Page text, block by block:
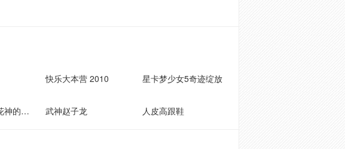
快乐大本营 2010 星卡梦少女5奇迹绽放
星卡梦少女4花神的试炼 武神赵子龙 人皮高跟鞋